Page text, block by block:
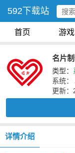
592下载站
首页 游戏
名片
类型：
系统：
更新
详情介绍